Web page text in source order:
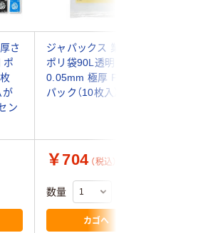
さ
ポ
が
ン
ジャパックス 業務用
ポリ袋90L透明
0.05mm 極厚 P-98 1
パック（10枚入）
￥704 （税込）
数量
カゴへ